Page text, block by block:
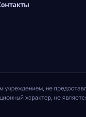
учреждением, не
характер, не